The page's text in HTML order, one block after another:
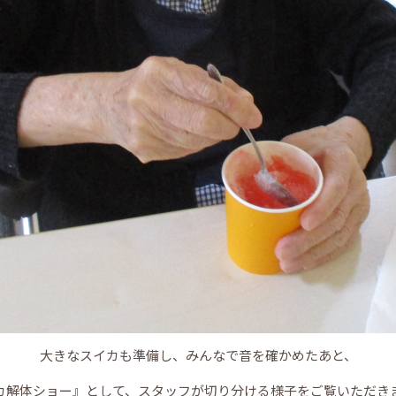
大きなスイカも準備し、みんなで音を確かめたあと、
解体ショー』として、スタッフが切り分ける様子をご覧いただき